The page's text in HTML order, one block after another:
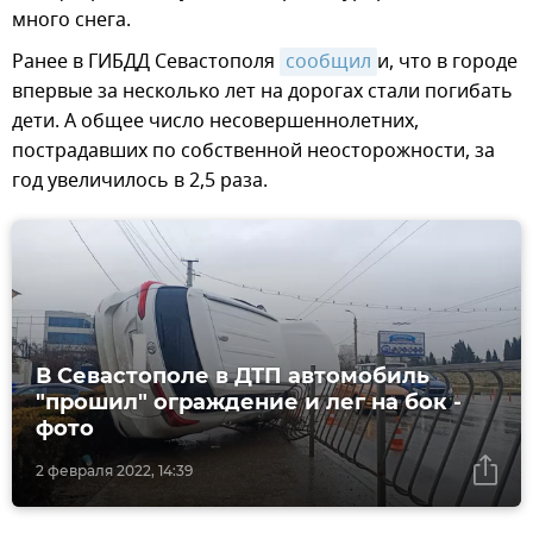
много снега.
Ранее в ГИБДД Севастополя сообщил и, что в городе
впервые за несколько лет на дорогах стали погибать
дети. А общее число несовершеннолетних,
пострадавших по собственной неосторожности, за
год увеличилось в 2,5 раза.
2 февраля 2022, 14:39
В Севастополе в ДТП автомобиль
"прошил" ограждение и лег на бок -
фото